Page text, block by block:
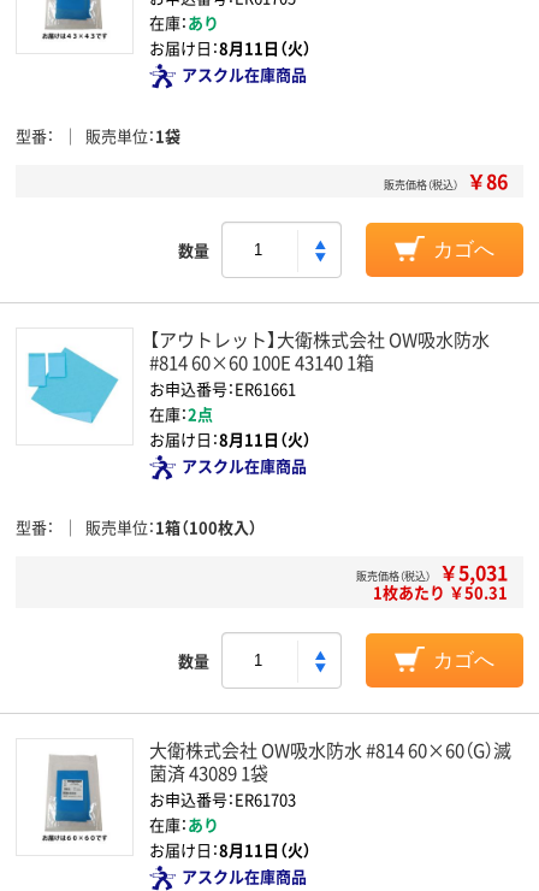
在庫：あり
お届け日：8月11日（火）
アスクル在庫商品
型番 販売単位 1袋
販売価格（税込） ￥86
数量 カゴへ
【アウトレット】大衛株式会社 OW吸水防水
#814 60×60 100E 43140 1箱
お申込番号：ER61661
在庫：2点
お届け日：8月11日（火）
アスクル在庫商品
型番 販売単位 1箱（100枚入）
販売価格（税込） ￥5,031
1枚あたり ￥50.31
数量 カゴへ
大衛株式会社 OW吸水防水 #814 60×60（G）滅
菌済 43089 1袋
お申込番号：ER61703
在庫：あり
お届け日：8月11日（火）
アスクル在庫商品